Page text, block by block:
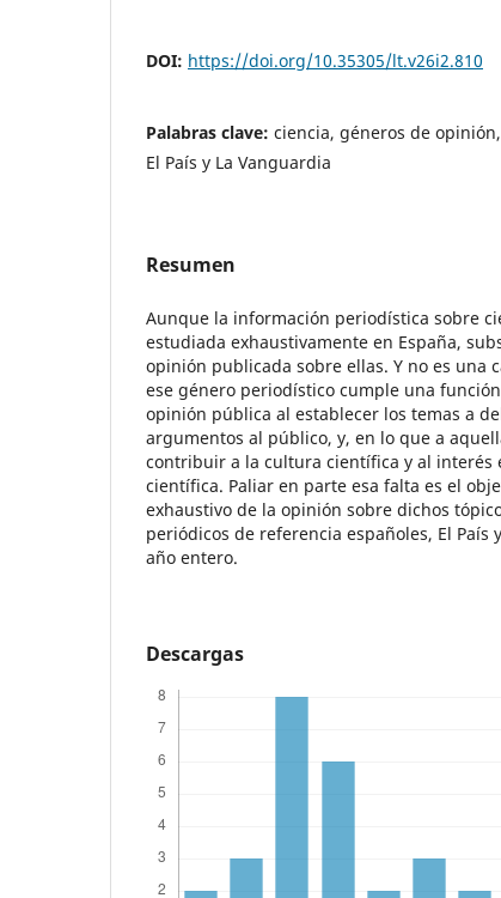
DOI: https://doi.org/10.35305/lt.v26i2.810
Palabras clave: ciencia, géneros de
El País y La Vanguardia
Resumen
Aunque la información periodística sobre
estudiada exhaustivamente en España,
opinión publicada sobre ellas. Y no es una
ese género periodístico cumple una
opinión pública al establecer los temas a
argumentos al público, y, en lo que a
contribuir a la cultura científica y al interés
científica. Paliar en parte esa falta es el
exhaustivo de la opinión sobre dichos
periódicos de referencia españoles, El País
año entero.
Descargas